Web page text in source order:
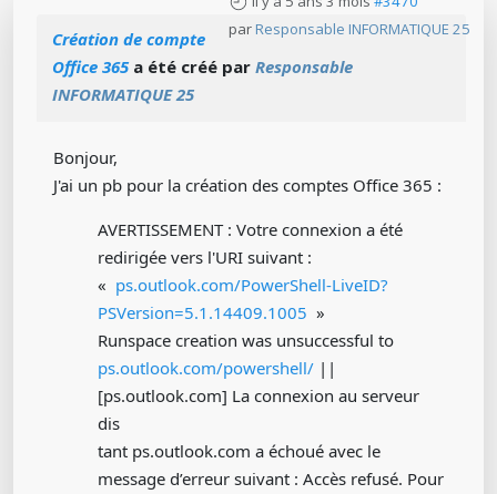
par Responsable INFORMATIQUE 25
Création de compte
Office 365a été créé par Responsable
INFORMATIQUE 25
Bonjour,
J'ai un pb pour la création des comptes Office 365 :
AVERTISSEMENT : Votre connexion a été
redirigée vers l'URI suivant :
« ps.outlook.com/PowerShell-LiveID?
PSVersion=5.1.14409.1005 »
Runspace creation was unsuccessful to
ps.outlook.com/powershell/ ||
[ps.outlook.com] La connexion au serveur
dis
tant ps.outlook.com a échoué avec le
message d’erreur suivant : Accès refusé. Pour